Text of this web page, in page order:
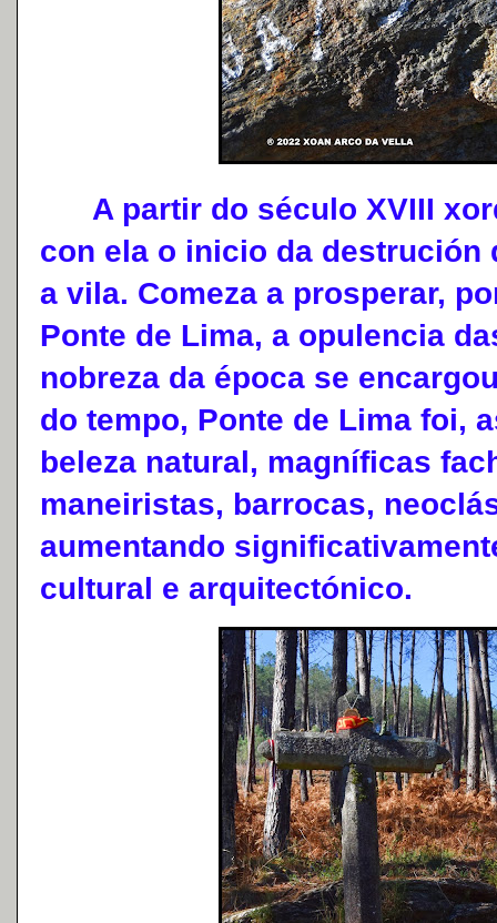
A partir do século XVIII
con ela o inicio da destrución
a vila. Comeza a prosperar,
Ponte de Lima, a opulencia
nobreza da época se
do tempo, Ponte de Lima foi,
beleza natural, magníficas
maneiristas, barrocas,
aumentando
cultural e arquitectónico.